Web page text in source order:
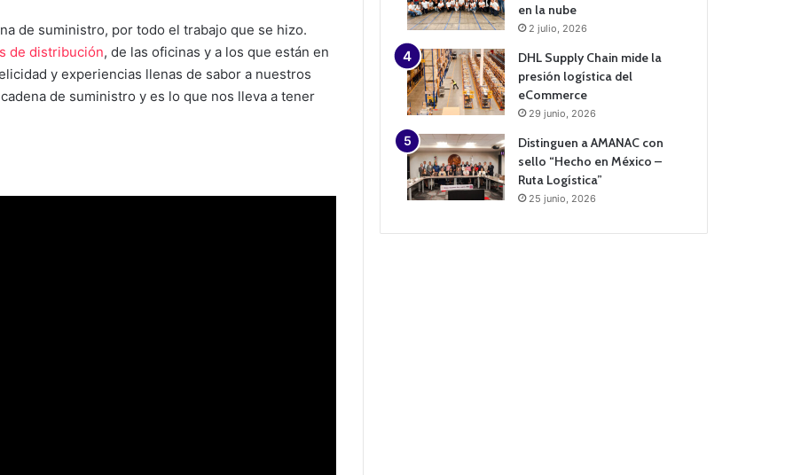
de suministro, por todo el trabajo que se hizo.
de distribución, de las oficinas y a los que están en
y experiencias llenas de sabor a nuestros
de suministro y es lo que nos lleva a tener
en la nube
2 julio, 2026
DHL Supply Chain mide la
presión logística del
eCommerce
29 junio, 2026
Distinguen a AMANAC con
sello “Hecho en México –
Ruta Logística”
25 junio, 2026